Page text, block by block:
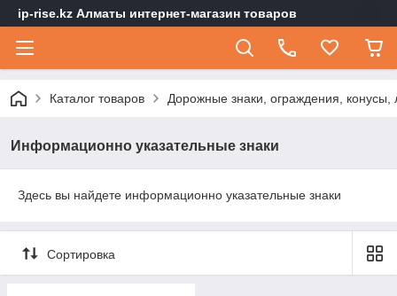
ip-rise.kz Алматы интернет-магазин товаров
Каталог товаров Дорожные знаки, ограждения, конусы,
Информационно указательные знаки
Здесь вы найдете информационно указательные знаки
Сортировка